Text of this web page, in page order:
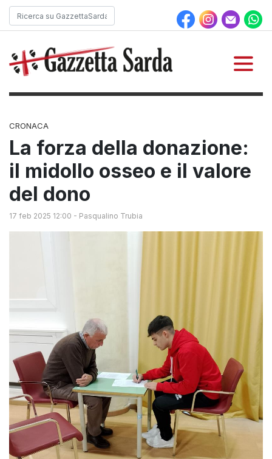
CRONACA
La forza della donazione:
il midollo osseo e il valore
del dono
17 feb 2025 12:00 - Pasqualino Trubia